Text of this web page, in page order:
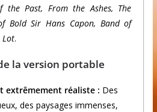
the Past, From the Ashes, The
Bold Sir Hans Capon, Band of
Lot.
la version portable
extrêmement réaliste : Des
des paysages immenses,